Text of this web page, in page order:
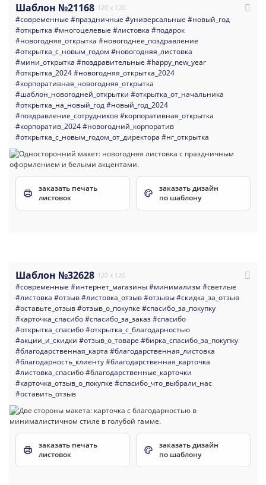
Шаблон №21168 120 x 120
#современные #праздничные #универсальные #новый_год
#открытка #многоцелевые #листовка #подарок
#новогодняя_открытка #новогоднее_поздравление
#открытка_с_новым_годом #новогодняя_листовка
#мини_открытка #поздравительные #happy_new_year
#открытка_2024#новогодняя_открытка_2024
#корпоративная_новогодняя_открытка
#шаблон_новогодней_открытки #открытка_от_начальника
#открытка_на_новый_год#новый_год_2024
#поздравление_сотрудников#корпоративная_открытка
#корпоратив_2024#новогодний_корпоратив
#открытка_с_новым_годом_от_директора #нг_открытка
заказать печать
листовок
заказать дизайн
по шаблону
Шаблон №32628 120 x 120
#современные #интернет_магазины#минимализм #светлые
#листовка #отзыв#листовка_отзыв#отзывы#скидка_за_отзыв
#оставьте_отзыв#отзыв_о_покупке #спасибо_за_покупку
#карточка_спасибо#спасибо_за_заказ#спасибо
#открытка_спасибо#открытка_с_благодарностью
#акции_и_скидки #отзыв_о_товаре #бирка_спасибо_за_покупку
#благодарственная_карта #благодарственная_листовка
#благодарность_клиенту#благодарственная_карточка
#листовка_спасибо#благодарственные_карточки
#карточка_отзыв_о_покупке #спасибо_что_выбрали_нас
#оставить_отзыв
заказать печать
листовок
заказать дизайн
по шаблону